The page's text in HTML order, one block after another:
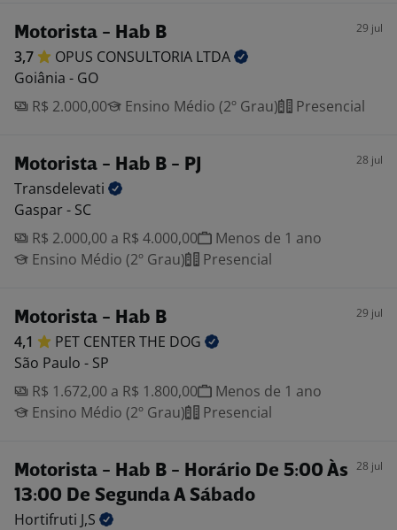
Motorista - Hab B 29 jul
3,7 OPUS CONSULTORIA LTDA
Goiânia - GO
R$ 2.000,00
Ensino Médio (2º Grau) Presencial
Motorista - Hab B - PJ 28 jul
Transdelevati
Gaspar - SC
R$ 2.000,00 a R$ 4.000,00
Menos de 1 ano
Ensino Médio (2º Grau)
Presencial
Motorista - Hab B 29 jul
4,1 PET CENTER THE DOG
São Paulo - SP
R$ 1.672,00 a R$ 1.800,00
Menos de 1 ano
Ensino Médio (2º Grau)
Presencial
Motorista - Hab B - Horário De 5:00 Às
13:00 De Segunda A Sábado
28 jul
Hortifruti J,S